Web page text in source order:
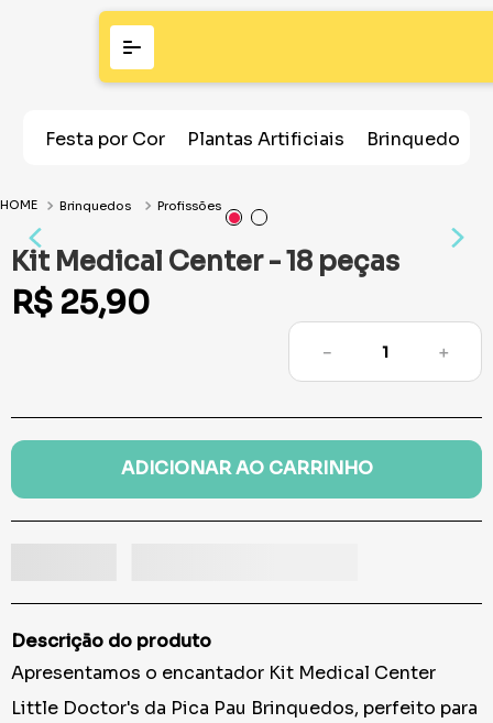
Festa por Cor Plantas Artificiais Brinquedos
Brinquedos Profissões
Kit Medical Center - 18 peças
R$ 25,90
＋
－
ADICIONAR AO CARRINHO
Descrição do produto
Apresentamos o encantador Kit Medical Center
Little Doctor's da Pica Pau Brinquedos, perfeito para